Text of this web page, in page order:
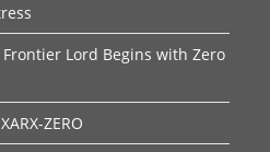
Lord Begins with Zero
ZERO